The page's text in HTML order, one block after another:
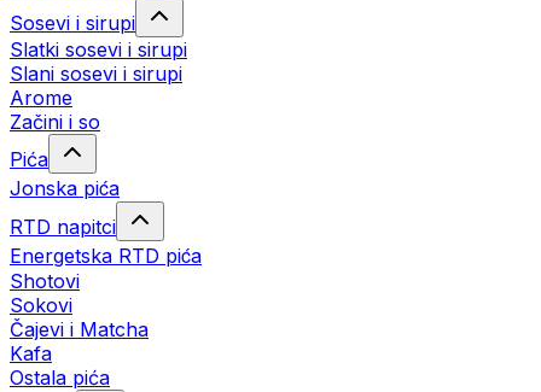
Sosevi i sirupi
Slatki sosevi i sirupi
Slani sosevi i sirupi
Arome
Začini i so
Pića
Jonska pića
RTD napitci
Energetska RTD pića
Shotovi
Sokovi
Čajevi i Matcha
Kafa
Ostala pića